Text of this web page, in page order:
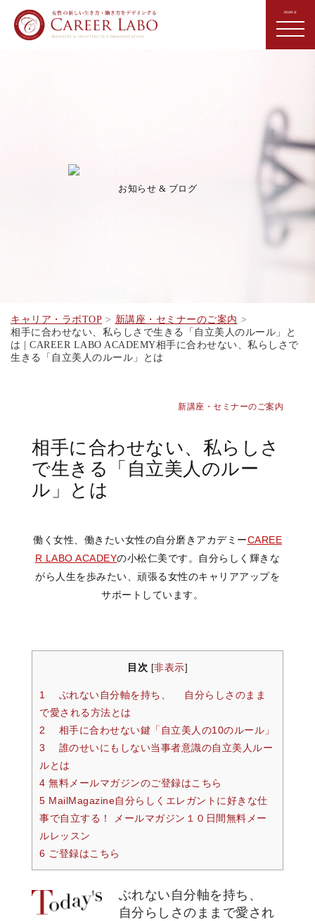
お知らせ & ブログ
キャリア・ラボTOP
新講座・セミナーのご案内
相手に合わせない、私らしさで生きる「自立美人のルール」と
は | CAREER LABO ACADEMY相手に合わせない、私らしさで
生きる「自立美人のルール」とは
新講座・セミナーのご案内
相手に合わせない、私らしさ
で生きる「自立美人のルー
ル」とは
働く女性、働きたい女性の自分磨きアカデミーCAREE
R LABO ACADEYの小松仁美です。自分らしく輝きな
がら人生を歩みたい、頑張る女性のキャリアアップを
サポートしています。
目次 非表示
1 ぶれない自分軸を持ち、 自分らしさのまま
で愛される方法とは
2 相手に合わせない鍵「自立美人の10のルール」
3 誰のせいにもしない当事者意識の自立美人ルー
ルとは
4 無料メールマガジンのご登録はこちら
5 MailMagazine自分らしくエレガントに好きな仕
事で自立する！ メールマガジン１０日間無料メー
ルレッスン
6 ご登録はこちら
ぶれない自分軸を持ち、
自分らしさのままで愛され